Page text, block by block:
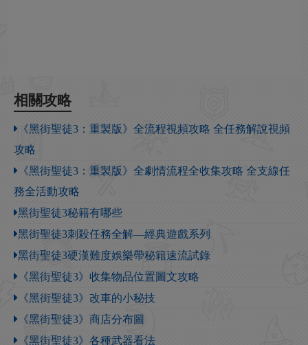
相關攻略
《黑街聖徒3：重製版》全流程視頻攻略 全任務解說視頻
攻略
《黑街聖徒3：重製版》全劇情流程全收集攻略 全支線任
務全活動攻略
黑街聖徒3秘籍有哪些
黑街聖徒3刺殺任務全解—經典遊戲系列
黑街聖徒3硬漢難度娛樂帶秘籍速流試錄
《黑街聖徒3》收集物品位置圖文攻略
《黑街聖徒3》改車的小秘技
《黑街聖徒3》商店分布圖
《黑街聖徒3》各種武器看法